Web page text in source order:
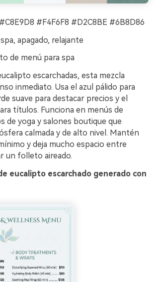
#F4F6F8 #D2C8BE #6B8D86
apagado, relajante
de menú para spa
escarchadas, esta mezcla
inmediato. Usa el azul pálido para
suave para destacar precios y el
títulos. Funciona en menús de
de yoga y salones boutique que
calmada y de alto nivel. Mantén
y deja mucho espacio entre
un folleto aireado.
eucalipto escarchado generado con